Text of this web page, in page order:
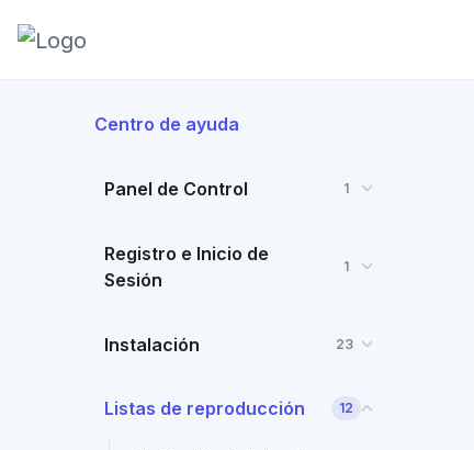
Centro de ayuda
Panel de Control 1
Registro e Inicio de
Sesión
1
Instalación 23
Listas de reproducción 12